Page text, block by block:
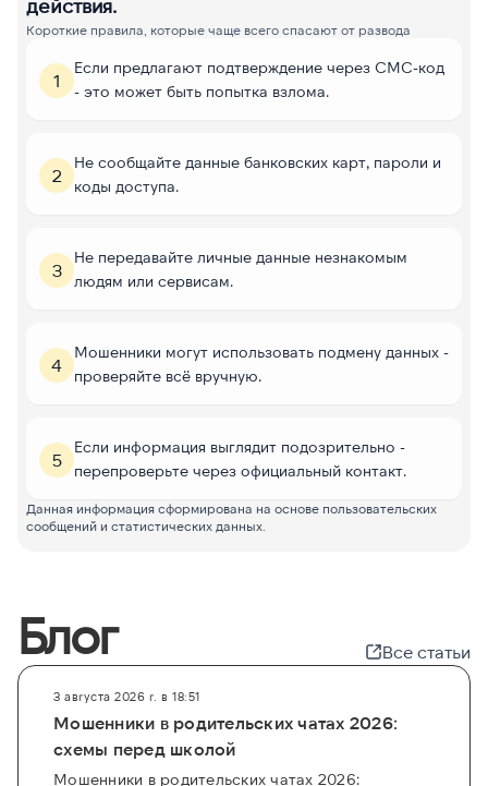
действия.
Короткие правила, которые чаще всего спасают от развода
1
Если предлагают подтверждение через СМС-код
- это может быть попытка взлома.
2
Не сообщайте данные банковских карт, пароли и
коды доступа.
3
Не передавайте личные данные незнакомым
людям или сервисам.
4
Мошенники могут использовать подмену данных -
проверяйте всё вручную.
5
Если информация выглядит подозрительно -
перепроверьте через официальный контакт.
Данная информация сформирована на основе пользовательских
сообщений и статистических данных.
Блог Все статьи
3 августа 2026 г. в 18:51
Мошенники в родительских чатах 2026:
схемы перед школой
Мошенники в родительских чатах 2026: